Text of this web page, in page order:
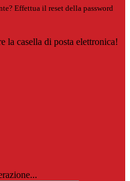
Effettua il reset della password
la casella di posta elettronica!